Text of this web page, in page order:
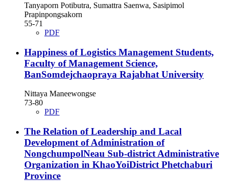
Tanyaporn Potibutra, Sumattra Saenwa, Sasipimol
Prapinpongsakorn
55-71
PDF
Happiness of Logistics Management Students,
Faculty of Management Science,
BanSomdejchaopraya Rajabhat University
Nittaya Maneewongse
73-80
PDF
The Relation of Leadership and Lacal
Development of Administration of
NongchumpolNeau Sub-district Administrative
Organization in KhaoYoiDistrict Phetchaburi
Province